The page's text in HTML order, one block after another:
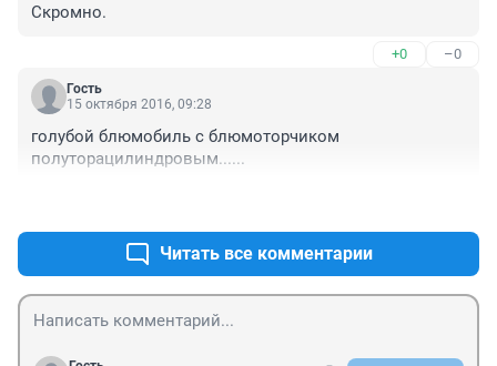
Скромно.
+0 –0
Гость
15 октября 2016, 09:28
голубой блюмобиль с блюмоторчиком
полуторацилиндровым......
Читать все комментарии